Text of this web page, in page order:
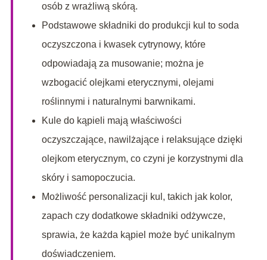
osób z wrażliwą skórą.
Podstawowe składniki do produkcji kul to soda
oczyszczona i kwasek cytrynowy, które
odpowiadają za musowanie; można je
wzbogacić olejkami eterycznymi, olejami
roślinnymi i naturalnymi barwnikami.
Kule do kąpieli mają właściwości
oczyszczające, nawilżające i relaksujące dzięki
olejkom eterycznym, co czyni je korzystnymi dla
skóry i samopoczucia.
Możliwość personalizacji kul, takich jak kolor,
zapach czy dodatkowe składniki odżywcze,
sprawia, że każda kąpiel może być unikalnym
doświadczeniem.